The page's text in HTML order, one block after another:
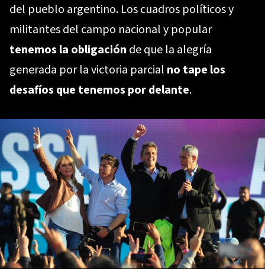
del pueblo argentino. Los cuadros políticos y
militantes del campo nacional y popular
tenemos la obligación de que la alegría
generada por la victoria parcial no tape los
desafíos que tenemos por delante.